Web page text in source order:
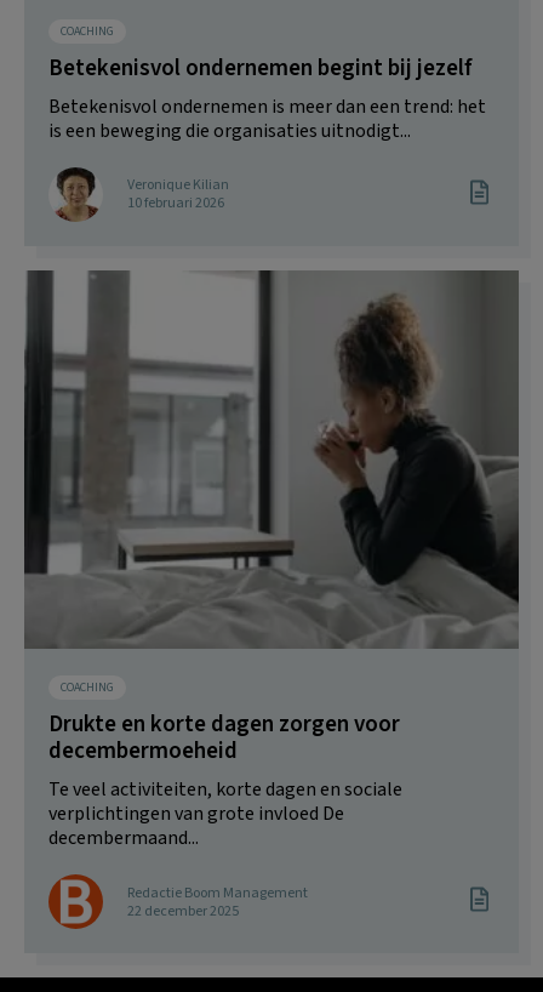
COACHING
Betekenisvol ondernemen begint bij jezelf
Betekenisvol ondernemen is meer dan een trend: het
is een beweging die organisaties uitnodigt...
Veronique Kilian
10 februari 2026
COACHING
Drukte en korte dagen zorgen voor
decembermoeheid
Te veel activiteiten, korte dagen en sociale
verplichtingen van grote invloed De
decembermaand...
Redactie Boom Management
22 december 2025